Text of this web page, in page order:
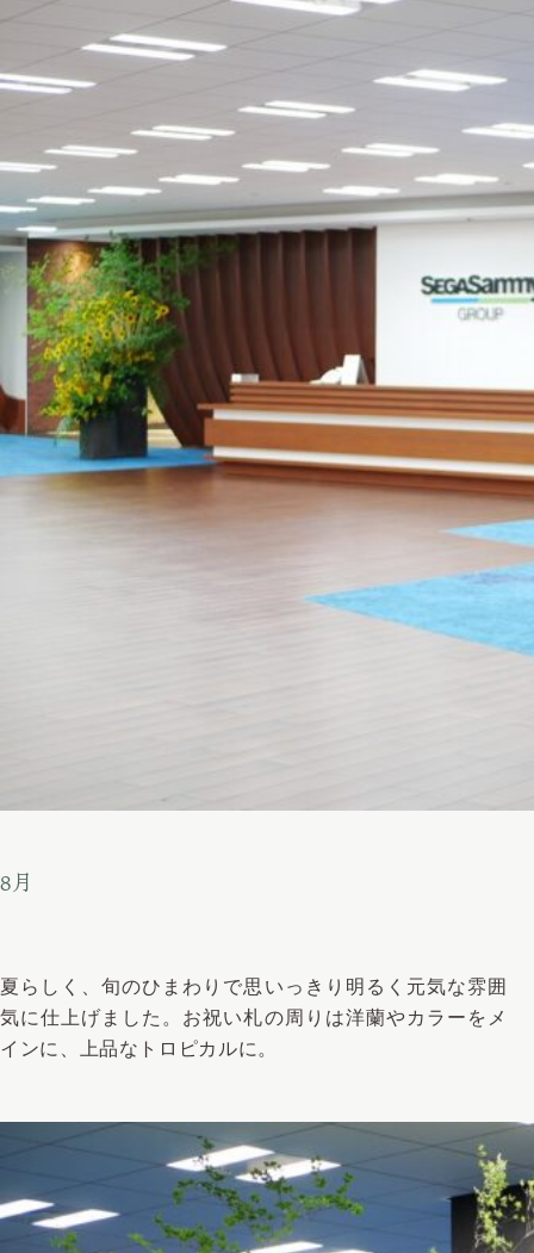
8月
夏らしく、旬のひまわりで思いっきり明るく元気な雰囲
気に仕上げました。お祝い札の周りは洋蘭やカラーをメ
インに、上品なトロピカルに。